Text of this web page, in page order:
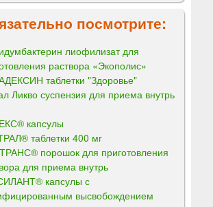
посмотрите:
лиофилизат для
раствора «Экополис»
таблетки "Здоровье"
Ликво суспензия для приема внутрь
капсулы
таблетки 400 мг
порошок для приготовления
для приема внутрь
капсулы с
высвобождением